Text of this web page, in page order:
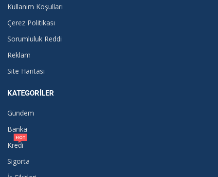
Kullanım Koşulları
Çerez Politikası
Sorumluluk Reddi
Reklam
Site Haritası
KATEGORILER
Gündem
Banka
Kredi
HOT
Sigorta